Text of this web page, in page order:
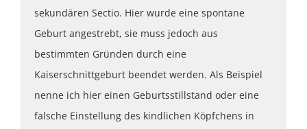
sekundären Sectio. Hier wurde eine spontane
Geburt angestrebt, sie muss jedoch aus
bestimmten Gründen durch eine
Kaiserschnittgeburt beendet werden. Als Beispiel
nenne ich hier einen Geburtsstillstand oder eine
falsche Einstellung des kindlichen Köpfchens in